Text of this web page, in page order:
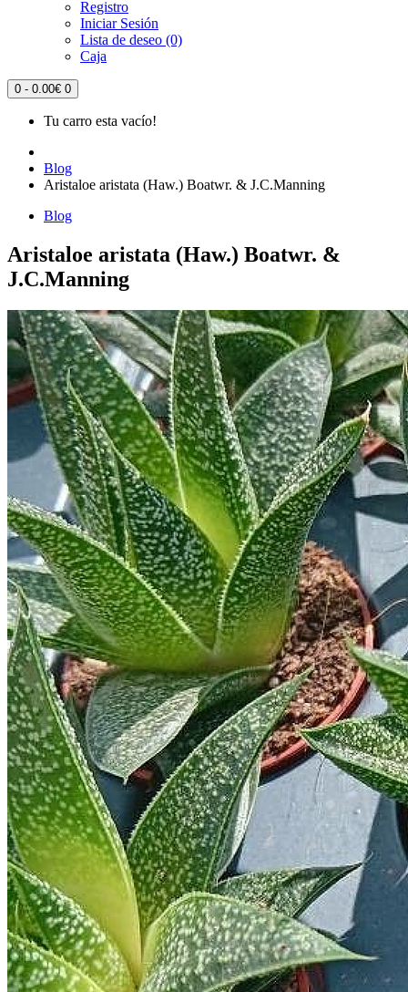
Registro
Iniciar Sesión
Lista de deseo (0)
Caja
0 - 0.00€ 0
Tu carro esta vacío!
Blog
Aristaloe aristata (Haw.) Boatwr. & J.C.Manning
Blog
Aristaloe aristata (Haw.) Boatwr. &
J.C.Manning